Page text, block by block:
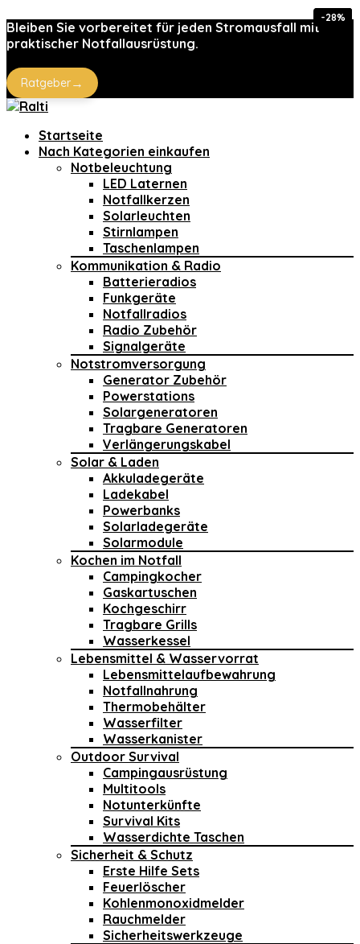
Bleiben Sie vorbereitet für jeden Stromausfall mit
praktischer Notfallausrüstung.
Ratgeber→
Startseite
Nach Kategorien einkaufen
Notbeleuchtung
LED Laternen
Notfallkerzen
Solarleuchten
Stirnlampen
Taschenlampen
Kommunikation & Radio
Batterieradios
Funkgeräte
Notfallradios
Radio Zubehör
Signalgeräte
Notstromversorgung
Generator Zubehör
Powerstations
Solargeneratoren
Tragbare Generatoren
Verlängerungskabel
Solar & Laden
Akkuladegeräte
Ladekabel
Powerbanks
Solarladegeräte
Solarmodule
Kochen im Notfall
Campingkocher
Gaskartuschen
Kochgeschirr
Tragbare Grills
Wasserkessel
Lebensmittel & Wasservorrat
Lebensmittelaufbewahrung
Notfallnahrung
Thermobehälter
Wasserfilter
Wasserkanister
Outdoor Survival
Campingausrüstung
Multitools
Notunterkünfte
Survival Kits
Wasserdichte Taschen
Sicherheit & Schutz
Erste Hilfe Sets
Feuerlöscher
Kohlenmonoxidmelder
Rauchmelder
Sicherheitswerkzeuge
-15%
-30%
-65%
-28%